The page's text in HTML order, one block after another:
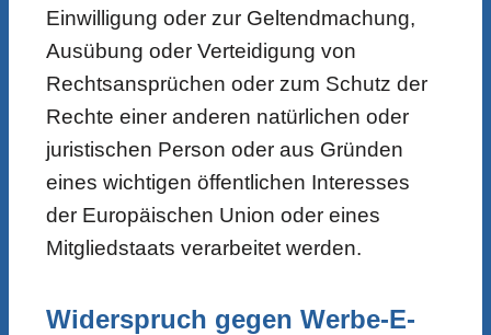
Einwilligung oder zur Geltendmachung,
Ausübung oder Verteidigung von
Rechtsansprüchen oder zum Schutz der
Rechte einer anderen natürlichen oder
juristischen Person oder aus Gründen
eines wichtigen öffentlichen Interesses
der Europäischen Union oder eines
Mitgliedstaats verarbeitet werden.
Widerspruch gegen Werbe-E-